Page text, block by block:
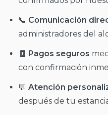
📞 Comunicación
administradores del
🧾 Pagos seguros
con confirmación
💬 Atención
después de tu